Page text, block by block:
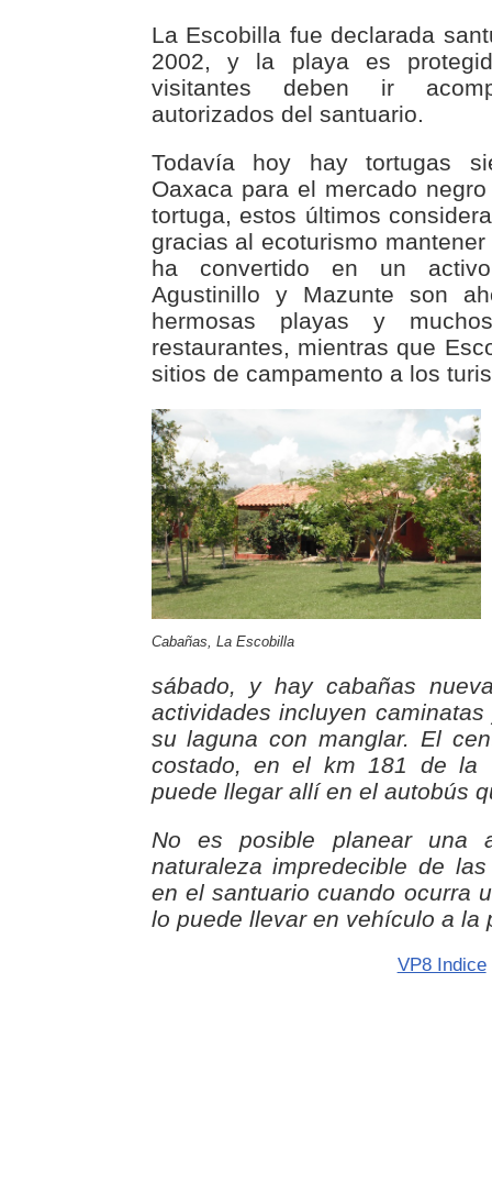
La Escobilla fue declarada
2002, y la playa es
visitantes deben ir
autorizados del santuario.
Todavía hoy hay tortugas
Oaxaca para el mercado
tortuga, estos últimos
gracias al ecoturismo
ha convertido en un
Agustinillo y Mazunte son
hermosas playas y
restaurantes, mientras que
sitios de campamento a los
Cabañas, La Escobilla
sábado, y hay cabañas
actividades incluyen
su laguna con manglar. El
costado, en el km 181 de la
puede llegar allí en el autobús
No es posible planear una
naturaleza impredecible de
en el santuario cuando ocurra
lo puede llevar en vehículo a la
VP8 Indice